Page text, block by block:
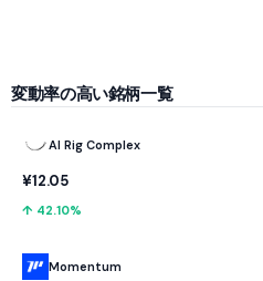
変動率の高い銘柄一覧
AI Rig Complex
¥12.05
↑ 42.10%
Momentum